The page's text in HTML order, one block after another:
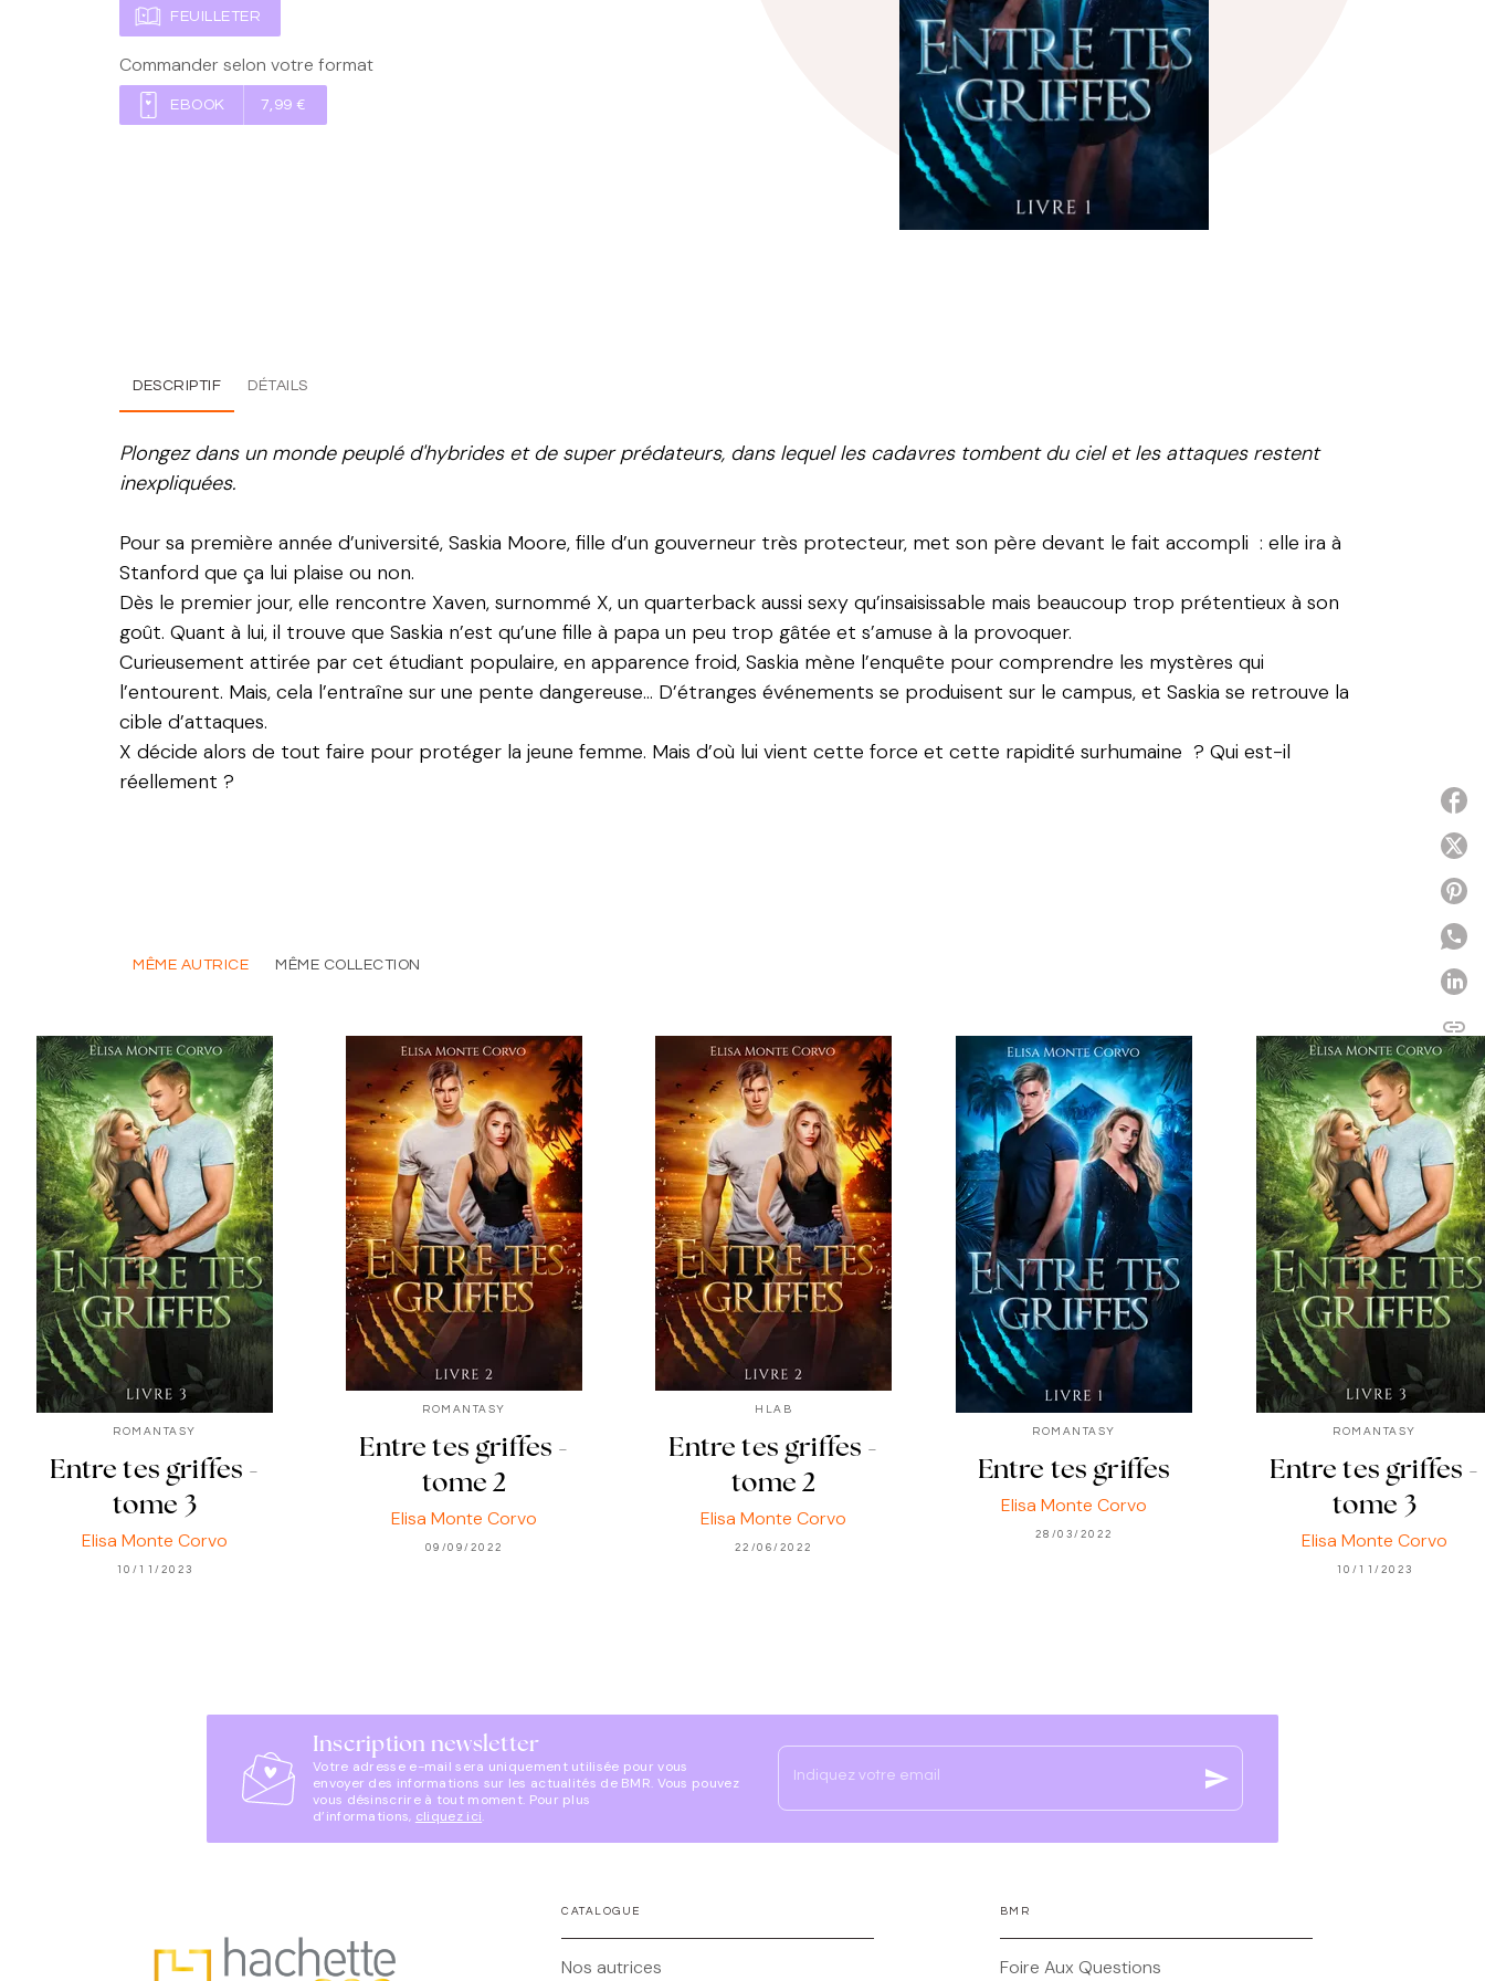
FEUILLETER
Commander selon votre format
EBOOK 7,99 €
DESCRIPTIF DÉTAILS
Plongez dans un monde peuplé d'hybrides et de super prédateurs, dans lequel les cadavres tombent du ciel et les attaques restent
inexpliquées.
Pour sa première année d’université, Saskia Moore, fille d’un gouverneur très protecteur, met son père devant le fait accompli : elle ira à
Stanford que ça lui plaise ou non.
Dès le premier jour, elle rencontre Xaven, surnommé X, un quarterback aussi sexy qu’insaisissable mais beaucoup trop prétentieux à son
goût. Quant à lui, il trouve que Saskia n’est qu’une fille à papa un peu trop gâtée et s’amuse à la provoquer.
Curieusement attirée par cet étudiant populaire, en apparence froid, Saskia mène l’enquête pour comprendre les mystères qui
l’entourent. Mais, cela l’entraîne sur une pente dangereuse… D’étranges événements se produisent sur le campus, et Saskia se retrouve la
cible d’attaques.
X décide alors de tout faire pour protéger la jeune femme. Mais d’où lui vient cette force et cette rapidité surhumaine ? Qui est-il
réellement ?
MÊME AUTRICE MÊME COLLECTION
ROMANTASY
Entre tes griffes -
tome 3
Elisa Monte Corvo
10/11/2023
ROMANTASY
Entre tes griffes -
tome 2
Elisa Monte Corvo
09/09/2022
HLAB
Entre tes griffes -
tome 2
Elisa Monte Corvo
22/06/2022
ROMANTASY
Entre tes griffes
Elisa Monte Corvo
28/03/2022
ROMANTASY
Entre tes griffes -
tome 3
Elisa Monte Corvo
10/11/2023
link
Inscription newsletter
Votre adresse e-mail sera uniquement utilisée pour vous
envoyer des informations sur les actualités de BMR. Vous pouvez
vous désinscrire à tout moment. Pour plus
d’informations, cliquez ici.
Indiquez votre email send
CATALOGUE
Nos autrices
BMR
Foire Aux Questions